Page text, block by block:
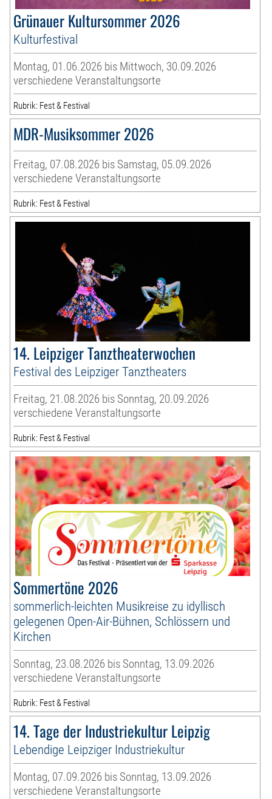
Grünauer Kultursommer 2026
Kulturfestival
Montag, 01.06.2026 bis Mittwoch, 30.09.2026
verschiedene Veranstaltungsorte
Rubrik: Fest & Festival
MDR-Musiksommer 2026
Freitag, 07.08.2026 bis Samstag, 05.09.2026
verschiedene Veranstaltungsorte
Rubrik: Fest & Festival
14. Leipziger Tanztheaterwochen
Festival des Leipziger Tanztheaters
Freitag, 21.08.2026 bis Sonntag, 20.09.2026
verschiedene Veranstaltungsorte
Rubrik: Fest & Festival
Sommertöne 2026
sommerlich-leichten Musikreise zu idyllisch
gelegenen Open-Air-Bühnen, Schlössern und
Kirchen
Sonntag, 23.08.2026 bis Sonntag, 13.09.2026
verschiedene Veranstaltungsorte
Rubrik: Fest & Festival
14. Tage der Industriekultur Leipzig
Lebendige Leipziger Industriekultur
Montag, 07.09.2026 bis Sonntag, 13.09.2026
verschiedene Veranstaltungsorte